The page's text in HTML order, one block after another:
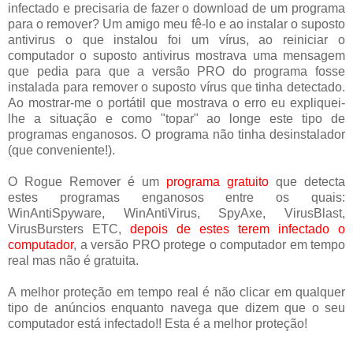
infectado e precisaria de fazer o download de um programa
para o remover? Um amigo meu fê-lo e ao instalar o suposto
antivirus o que instalou foi um vírus, ao reiniciar o
computador o suposto antivirus mostrava uma mensagem
que pedia para que a versão PRO do programa fosse
instalada para remover o suposto vírus que tinha detectado.
Ao mostrar-me o portátil que mostrava o erro eu expliquei-
lhe a situação e como "topar" ao longe este tipo de
programas enganosos. O programa não tinha desinstalador
(que conveniente!).
O Rogue Remover é um programa gratuito que detecta
estes programas enganosos entre os quais:
WinAntiSpyware, WinAntiVirus, SpyAxe, VirusBlast,
VirusBursters ETC, depois de estes terem infectado o
computador, a versão PRO protege o computador em tempo
real mas não é gratuita.
A melhor proteção em tempo real é não clicar em qualquer
tipo de anúncios enquanto navega que dizem que o seu
computador está infectado!! Esta é a melhor proteção!